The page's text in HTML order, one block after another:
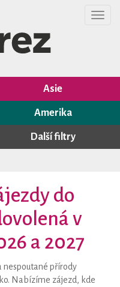
Asie
Amerika
Další filtry
do
v
a 2027
přírody
Nabízíme zájezd, kde